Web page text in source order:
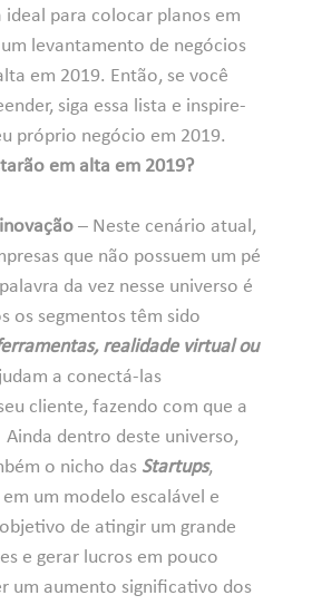
ideal para colocar planos em
levantamento de negócios
em 2019. Então, se você
siga essa lista e inspire-
próprio negócio em 2019.
em alta em 2019?
– Neste cenário atual,
que não possuem um pé
da vez nesse universo é
os segmentos têm sido
realidade virtual ou
a conectá-las
cliente, fazendo com que a
dentro deste universo,
o nicho das Startups,
um modelo escalável e
de atingir um grande
e gerar lucros em pouco
um aumento significativo dos